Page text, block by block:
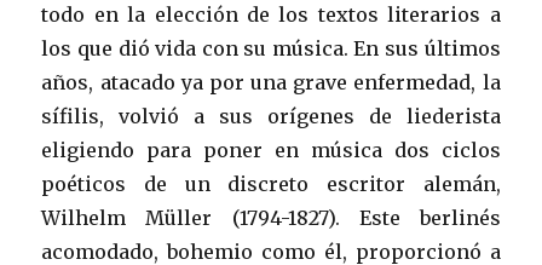
todo en la elección de los textos literarios a
los que dió vida con su música. En sus últimos
años, atacado ya por una grave enfermedad, la
sífilis, volvió a sus orígenes de liederista
eligiendo para poner en música dos ciclos
poéticos de un discreto escritor alemán,
Wilhelm Müller (1794-1827). Este berlinés
acomodado, bohemio como él, proporcionó a